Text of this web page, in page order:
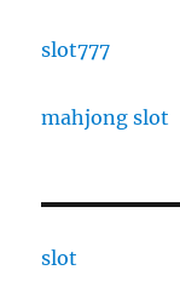
slot777
mahjong slot
slot